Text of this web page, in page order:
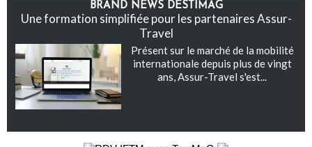
BRAND NEWS DESTIMAG
Une formation simplifiée pour les partenaires Assur-
Travel
Présent sur le marché de la mobilité
internationale depuis plus de vingt
ans, Assur-Travel s'est...